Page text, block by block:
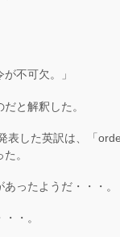
不可欠。」
と解釈した。
表した英訳は、「
。
ったようだ・・・。
・。